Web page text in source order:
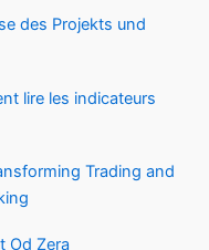
des Projekts und
lire les indicateurs
Trading and
Od Zera